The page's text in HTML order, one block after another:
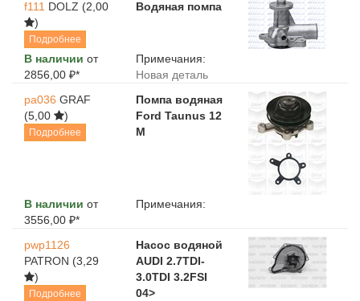
f111 DOLZ (2,00
)
Подробнее
Водяная помпа
В наличии от
2856,00 ₽*
Примечания:
Новая деталь
pa036 GRAF
(5,00
)
Подробнее
Помпа водяная
Ford Taunus 12
M
В наличии от
3556,00 ₽*
Примечания:
pwp1126
PATRON (3,29
)
Подробнее
Насос водяной
AUDI 2.7TDI-
3.0TDI 3.2FSI
04>